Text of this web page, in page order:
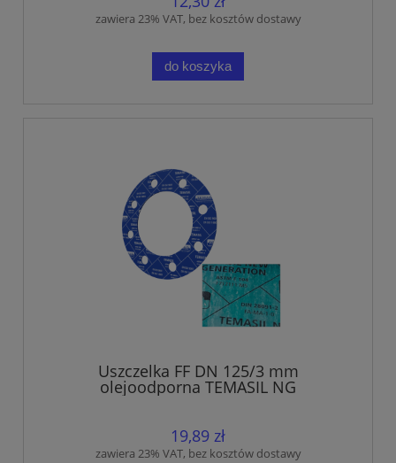
zawiera 23% VAT, bez kosztów dostawy
do koszyka
Uszczelka FF DN 125/3 mm
olejoodporna TEMASIL NG
19,89 zł
zawiera 23% VAT, bez kosztów dostawy